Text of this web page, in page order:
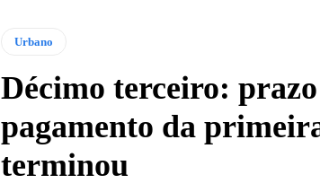
Urbano
Décimo terceiro:
pagamento da
terminou